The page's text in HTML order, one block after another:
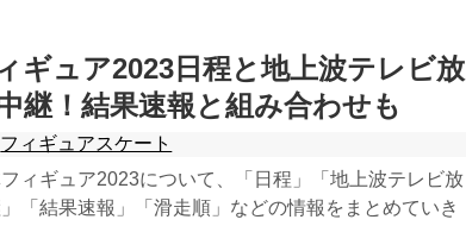
ギュア2023日程と地上波テレビ放
継！結果速報と組み合わせも
フィギュアスケート
ィギュア2023について、「日程」「地上波テレビ放
「結果速報」「滑走順」などの情報をまとめていき